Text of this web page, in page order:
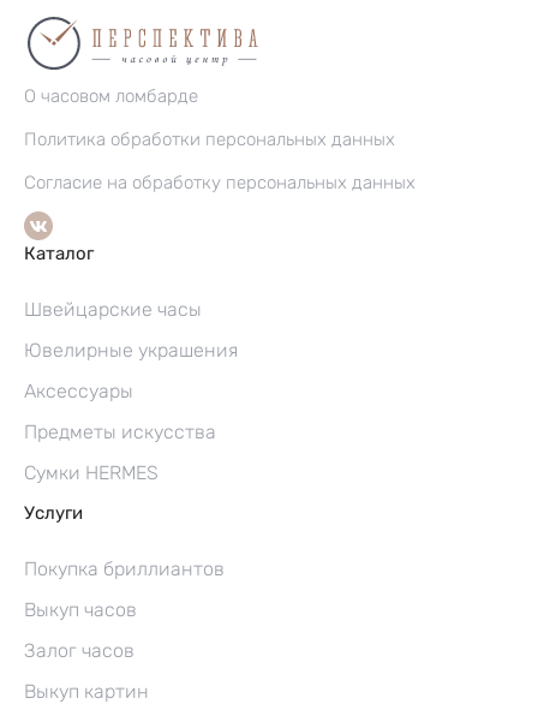
О часовом ломбарде
Политика обработки персональных данных
Согласие на обработку персональных данных
Каталог
Швейцарские часы
Ювелирные украшения
Аксессуары
Предметы искусства
Сумки HERMES
Услуги
Покупка бриллиантов
Выкуп часов
Залог часов
Выкуп картин